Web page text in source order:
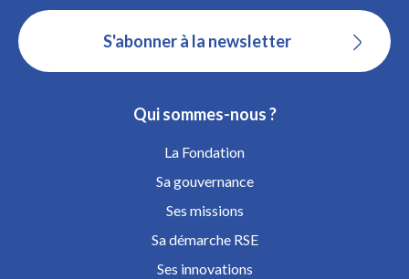
S'abonner à la newsletter
Qui sommes-nous ?
La Fondation
Sa gouvernance
Ses missions
Sa démarche RSE
Ses innovations